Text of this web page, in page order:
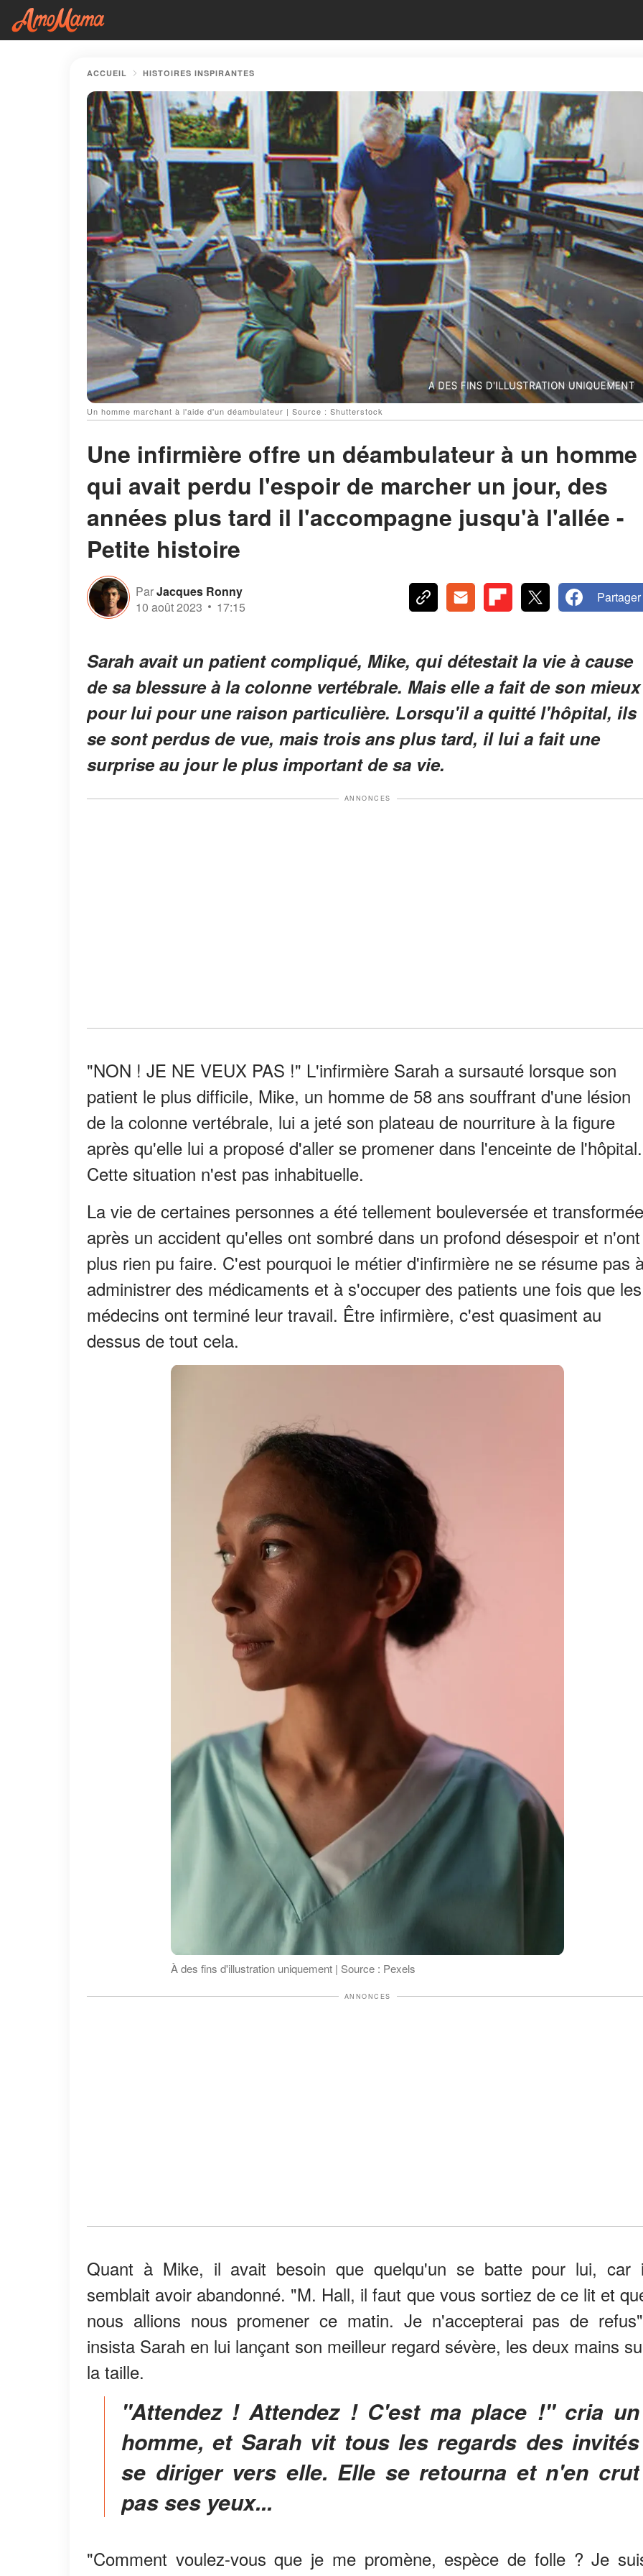
ACCUEIL HISTOIRES INSPIRANTES
Un homme marchant à l'aide d'un déambulateur | Source : Shutterstock
Une infirmière offre un déambulateur à un homme
qui avait perdu l'espoir de marcher un jour, des
années plus tard il l'accompagne jusqu'à l'allée -
Petite histoire
ParJacques Ronny
10 août 2023
17:15
Partager
Sarah avait un patient compliqué, Mike, qui détestait la vie à cause
de sa blessure à la colonne vertébrale. Mais elle a fait de son mieux
pour lui pour une raison particulière. Lorsqu'il a quitté l'hôpital, ils
se sont perdus de vue, mais trois ans plus tard, il lui a fait une
surprise au jour le plus important de sa vie.
ANNONCES
"NON ! JE NE VEUX PAS !" L'infirmière Sarah a sursauté lorsque son
patient le plus difficile, Mike, un homme de 58 ans souffrant d'une lésion
de la colonne vertébrale, lui a jeté son plateau de nourriture à la figure
après qu'elle lui a proposé d'aller se promener dans l'enceinte de l'hôpital.
Cette situation n'est pas inhabituelle.
La vie de certaines personnes a été tellement bouleversée et transformée
après un accident qu'elles ont sombré dans un profond désespoir et n'ont
plus rien pu faire. C'est pourquoi le métier d'infirmière ne se résume pas
administrer des médicaments et à s'occuper des patients une fois que les
médecins ont terminé leur travail. Être infirmière, c'est quasiment au
dessus de tout cela.
À des fins d'illustration uniquement | Source : Pexels
ANNONCES
Quant à Mike, il avait besoin que quelqu'un se batte pour lui, car
semblait avoir abandonné. "M. Hall, il faut que vous sortiez de ce lit et
nous allions nous promener ce matin. Je n'accepterai pas de
insista Sarah en lui lançant son meilleur regard sévère, les deux mains
la taille.
"Attendez ! Attendez ! C'est ma place !" cria un
homme, et Sarah vit tous les regards des invités
se diriger vers elle. Elle se retourna et n'en crut
pas ses yeux...
"Comment voulez-vous que je me promène, espèce de folle ? Je